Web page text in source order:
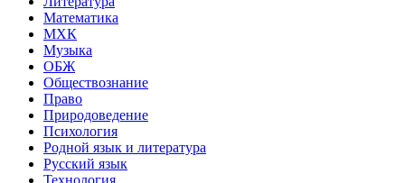
Математика
МХК
Музыка
ОБЖ
Обществознание
Право
Природоведение
Психология
Родной язык и литература
Русский язык
Технология